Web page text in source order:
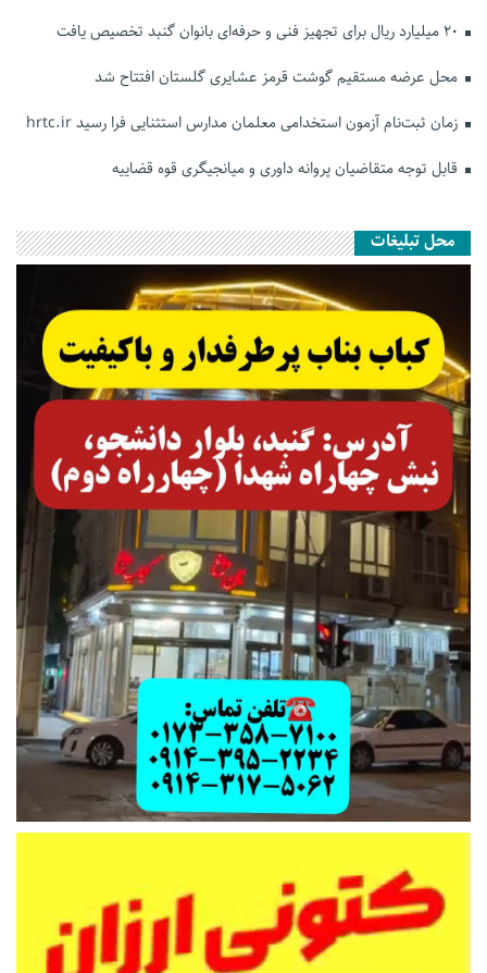
محل عرضه مستقیم گوشت قرمز عشایری گلستان افتتاح شد
زمان ثبت‌نام آزمون استخدامی معلمان مدارس استثنایی فرا رسید hrtc.ir
قابل توجه متقاضیان پروانه داوری و میانجیگری قوه قضاییه
محل تبلیغات